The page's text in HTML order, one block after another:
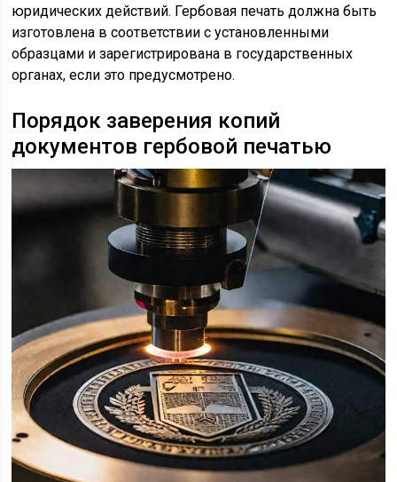
юридических действий. Гербовая печать должна быть
изготовлена в соответствии с установленными
образцами и зарегистрирована в государственных
органах, если это предусмотрено.
Порядок заверения копий
документов гербовой печатью